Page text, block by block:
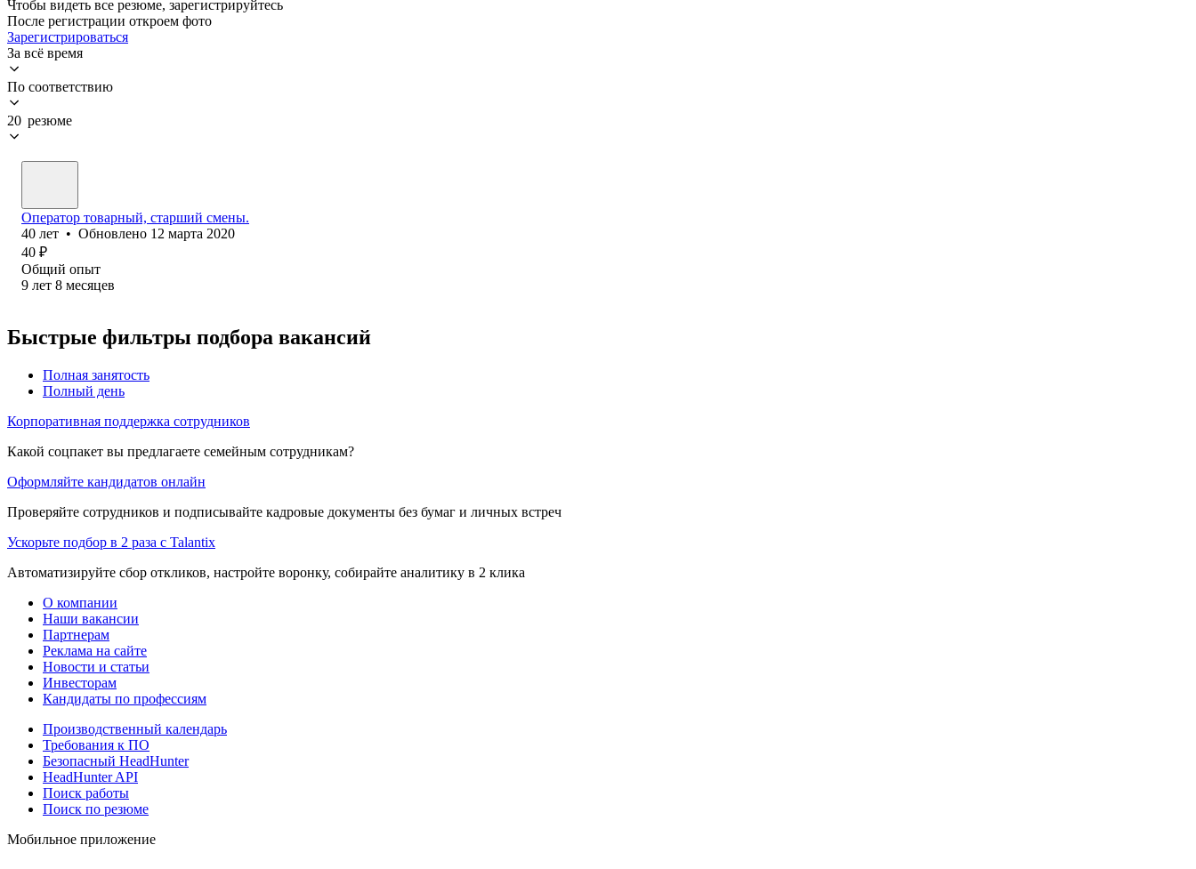
Чтобы видеть все резюме, зарегистрируйтесь
После регистрации откроем фото
Зарегистрироваться
За всё время
По соответствию
20 резюме
Оператор товарный, старший смены.
40 лет • Обновлено 12 марта 2020
40 ₽
Общий опыт
9 лет 8 месяцев
Быстрые фильтры подбора вакансий
Полная занятость
Полный день
Корпоративная поддержка сотрудников
Какой соцпакет вы предлагаете семейным сотрудникам?
Оформляйте кандидатов онлайн
Проверяйте сотрудников и подписывайте кадровые документы без бумаг и личных встреч
Ускорьте подбор в 2 раза с Talantix
Автоматизируйте сбор откликов, настройте воронку, собирайте аналитику в 2 клика
О компании
Наши вакансии
Партнерам
Реклама на сайте
Новости и статьи
Инвесторам
Кандидаты по профессиям
Производственный календарь
Требования к ПО
Безопасный HeadHunter
HeadHunter API
Поиск работы
Поиск по резюме
Мобильное приложение